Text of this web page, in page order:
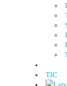
TIC